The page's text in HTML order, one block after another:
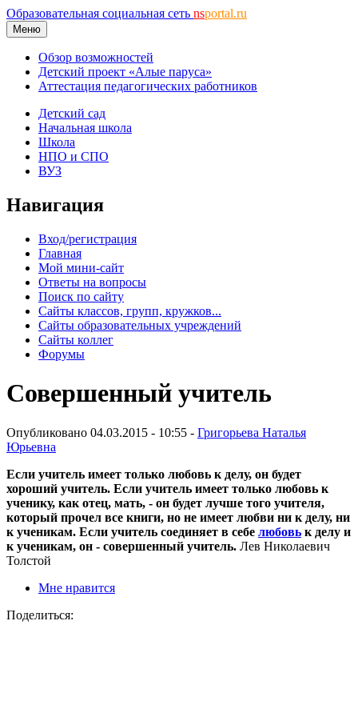
Образовательная социальная сеть nsportal.ru
Меню
Обзор возможностей
Детский проект «Алые паруса»
Аттестация педагогических работников
Детский сад
Начальная школа
Школа
НПО и СПО
ВУЗ
Навигация
Вход/регистрация
Главная
Мой мини-сайт
Ответы на вопросы
Поиск по сайту
Сайты классов, групп, кружков...
Сайты образовательных учреждений
Сайты коллег
Форумы
Совершенный учитель
Опубликовано 04.03.2015 - 10:55 - Григорьева Наталья
Юрьевна
Если учитель имеет только любовь к делу, он будет
хороший учитель. Если учитель имеет только любовь к
ученику, как отец, мать, - он будет лучше того учителя,
который прочел все книги, но не имеет любви ни к делу, ни
к ученикам. Если учитель соединяет в себе любовь к делу и
к ученикам, он - совершенный учитель. Лев Николаевич
Толстой
Мне нравится
Поделиться: